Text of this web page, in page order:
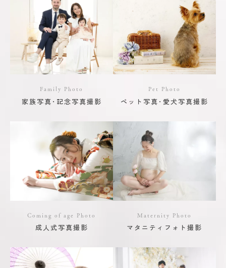
Family Photo
家族写真･記念写真撮影
Pet Photo
ペット写真･愛犬写真撮影
Coming of age Photo
成人式写真撮影
Maternity Photo
マタニティフォト撮影